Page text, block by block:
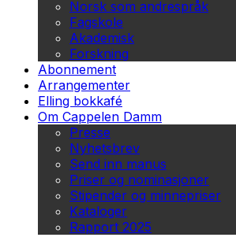
Norsk som andrespråk
Fagskole
Akademisk
Forskning
Abonnement
Arrangementer
Elling bokkafé
Om Cappelen Damm
Presse
Nyhetsbrev
Send inn manus
Priser og nominasjoner
Stipender og minnepriser
Kataloger
Rapport 2025